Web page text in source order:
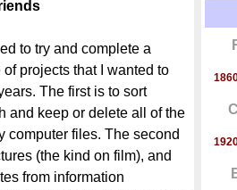
to try and complete a
of projects that I wanted to
The first is to sort
and keep or delete all of the
computer files. The second
(the kind on film), and
from information